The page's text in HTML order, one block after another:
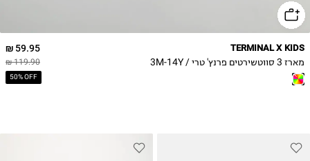
10Y
11-12Y
13-14Y
59.95 ₪
119.90 ₪
50% OFF
TERMINAL X KIDS
מארז 3 סווטשירטים פרנץ' טרי / 3M-14Y